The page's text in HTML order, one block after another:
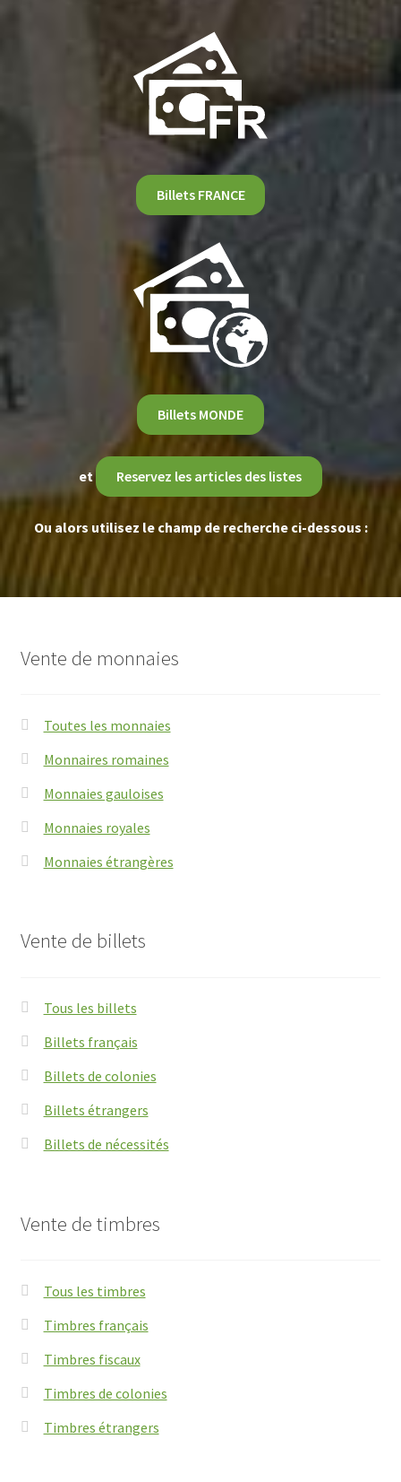
Billets FRANCE
Billets MONDE
et Reservez les articles des listes
Ou alors utilisez le champ de recherche ci-dessous :
Vente de monnaies
Toutes les monnaies
Monnaires romaines
Monnaies gauloises
Monnaies royales
Monnaies étrangères
Vente de billets
Tous les billets
Billets français
Billets de colonies
Billets étrangers
Billets de nécessités
Vente de timbres
Tous les timbres
Timbres français
Timbres fiscaux
Timbres de colonies
Timbres étrangers